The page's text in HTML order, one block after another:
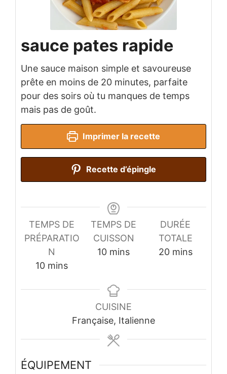
sauce pates rapide
Une sauce maison simple et savoureuse
prête en moins de 20 minutes, parfaite
pour des soirs où tu manques de temps
mais pas de goût.
Imprimer la recette
Recette d’épingle
TEMPS DE
PRÉPARATIO
N
10minutes
mins
TEMPS DE
CUISSON
10minutes
mins
DURÉE
TOTALE
20minutes
mins
CUISINE
Française, Italienne
ÉQUIPEMENT